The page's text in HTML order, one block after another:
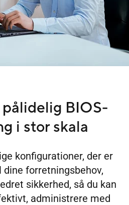
BIOS-
i stor skala
konfigurationer, der er
forretningsbehov,
sikkerhed, så du kan
administrere med